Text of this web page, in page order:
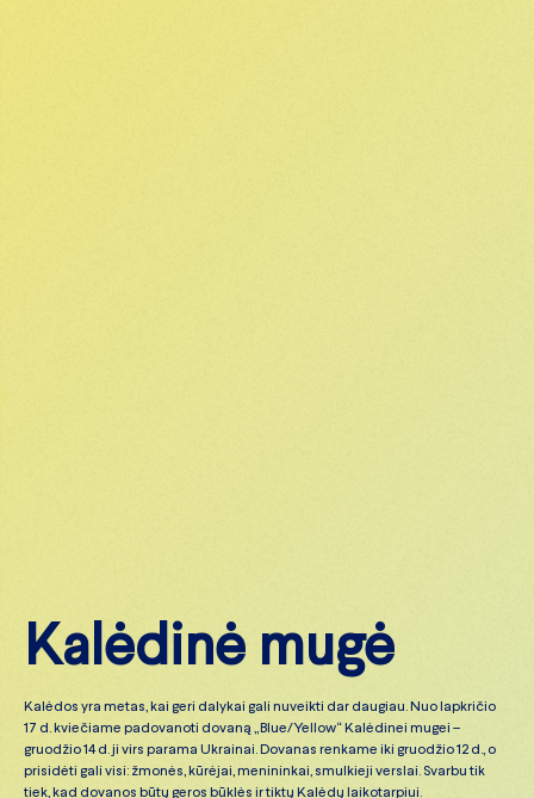
Ka ėd inė mugė
Kalėdos yra metas, kai geri dalykai gali nuveikti dar daugiau. Nuo lapkričio
17 d. kviečiame padovanoti dovaną „Blue/Yellow“ Kalėdinei mugei –
gruodžio 14 d. ji virs parama Ukrainai. Dovanas renkame iki gruodžio 12 d., o
prisidėti gali visi: žmonės, kūrėjai, menininkai, smulkieji verslai. Svarbu tik
tiek, kad dovanos būtų geros būklės ir tiktų Kalėdų laikotarpiui.